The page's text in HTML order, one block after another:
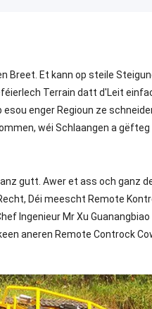
Breet. Et kann op steile
Terrain datt d'Leit
enger Regioun ze
wéi Schlaangen a gëfteg
gutt. Awer et ass och ganz
Déi meescht Remote
Ingenieur Mr Xu
aneren Remote Controck